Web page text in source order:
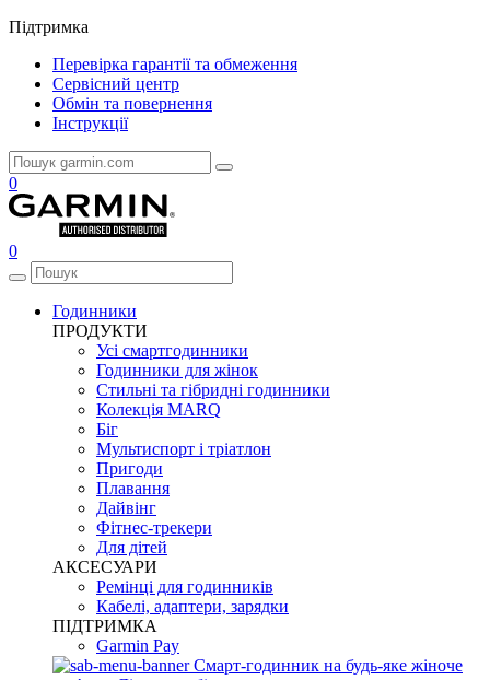
Підтримка
Перевірка гарантії та обмеження
Сервісний центр
Обмін та повернення
Інструкції
0
0
Годинники
ПРОДУКТИ
Усі смартгодинники
Годинники для жінок
Стильні та гібридні годинники
Колекція MARQ
Біг
Мультиспорт і тріатлон
Пригоди
Плавання
Дайвінг
Фітнес-трекери
Для дітей
АКСЕСУАРИ
Ремінці для годинників
Кабелі, адаптери, зарядки
ПІДТРИМКА
Garmin Pay
Смарт-годинник на будь-яке жіноче